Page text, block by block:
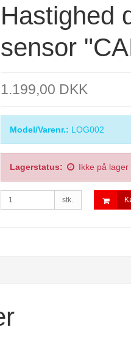
Hastighed
sensor
1.199,00 DKK
Model/Varenr.: LOG002
Lagerstatus: Ikke på lager
stk.